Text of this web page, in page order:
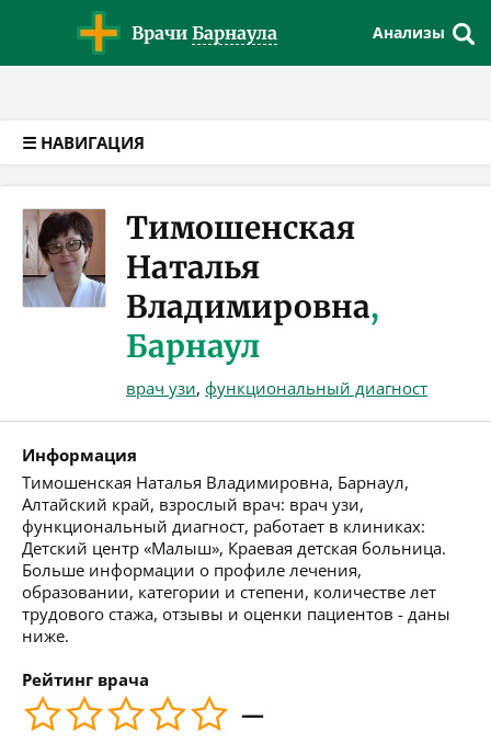
Врачи Барнаула Анализы
☰ НАВИГАЦИЯ
Тимошенская
Наталья
Владимировна,
Барнаул
врач узи, функциональный диагност
Информация
Тимошенская Наталья Владимировна, Барнаул,
Алтайский край, взрослый врач: врач узи,
функциональный диагност, работает в клиниках:
Детский центр «Малыш», Краевая детская больница.
Больше информации о профиле лечения,
образовании, категории и степени, количестве лет
трудового стажа, отзывы и оценки пациентов - даны
ниже.
Рейтинг врача
—